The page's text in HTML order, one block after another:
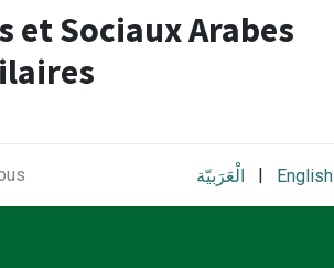
et Sociaux Arabes
الْعَرَبيّة | English